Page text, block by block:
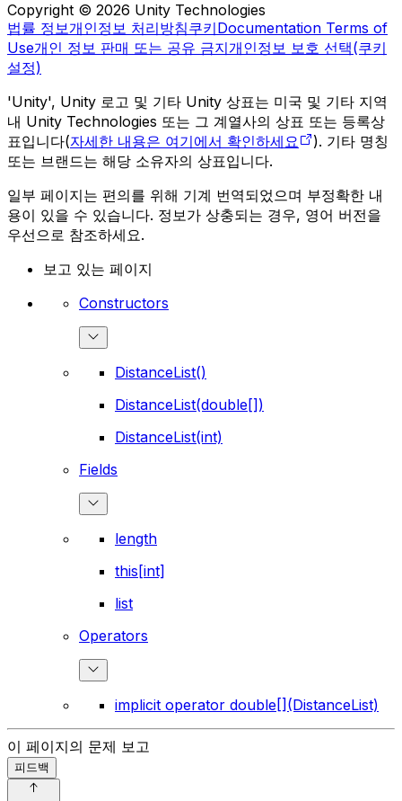
Copyright © 2026 Unity Technologies
법률 정보개인정보 처리방침쿠키Documentation Terms of
Use개인 정보 판매 또는 공유 금지개인정보 보호 선택(쿠키
설정)
'Unity', Unity 로고 및 기타 Unity 상표는 미국 및 기타 지역
내 Unity Technologies 또는 그 계열사의 상표 또는 등록상
표입니다(자세한 내용은 여기에서 확인하세요
). 기타 명칭
또는 브랜드는 해당 소유자의 상표입니다.
일부 페이지는 편의를 위해 기계 번역되었으며 부정확한 내
용이 있을 수 있습니다. 정보가 상충되는 경우, 영어 버전을
우선으로 참조하세요.
보고 있는 페이지
Constructors
DistanceList()
DistanceList(double[])
DistanceList(int)
Fields
length
this[int]
list
Operators
implicit operator double[](DistanceList)
이 페이지의 문제 보고
피드백